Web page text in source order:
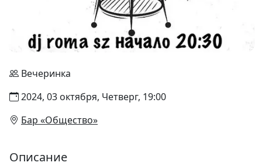
Вечеринка
2024, 03 октября, Четверг, 19:00
Бар «Общество»
Описание